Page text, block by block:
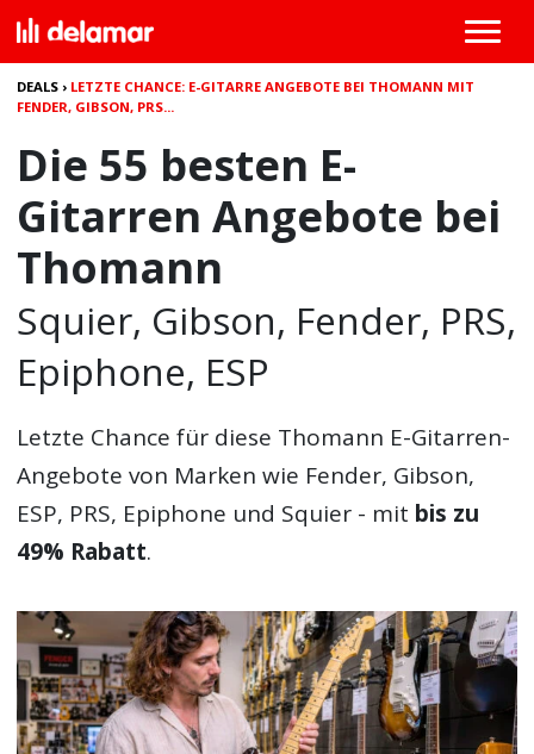
DEALS › LETZTE CHANCE: E-GITARRE ANGEBOTE BEI THOMANN MIT
FENDER, GIBSON, PRS...
Die 55 besten E-
Gitarren Angebote bei
Thomann
Squier, Gibson, Fender, PRS,
Epiphone, ESP
Letzte Chance für diese Thomann E-Gitarren-
Angebote von Marken wie Fender, Gibson,
ESP, PRS, Epiphone und Squier - mit bis zu
49% Rabatt.